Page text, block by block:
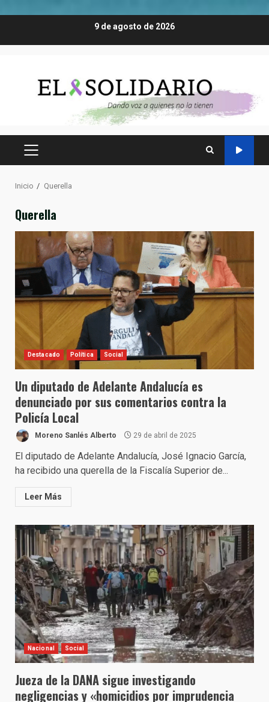
9 de agosto de 2026
MENÚ
Inicio Querella
Querella
Destacado Política Social
Un diputado de Adelante Andalucía es
denunciado por sus comentarios contra la
Policía Local
Moreno Sanlés Alberto 29 de abril de 2025
El diputado de Adelante Andalucía, José Ignacio García,
ha recibido una querella de la Fiscalía Superior de...
Leer Más
Nacional Social
Jueza de la DANA sigue investigando
negligencias y «homicidios por imprudencia